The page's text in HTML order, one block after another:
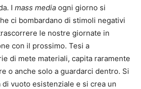
I mass media ogni giorno si
ci bombardano di stimoli negativi
le nostre giornate in
con il prossimo. Tesi a
di mete materiali, capita raramente
o anche solo a guardarci dentro. Si
vuoto esistenziale e si crea un